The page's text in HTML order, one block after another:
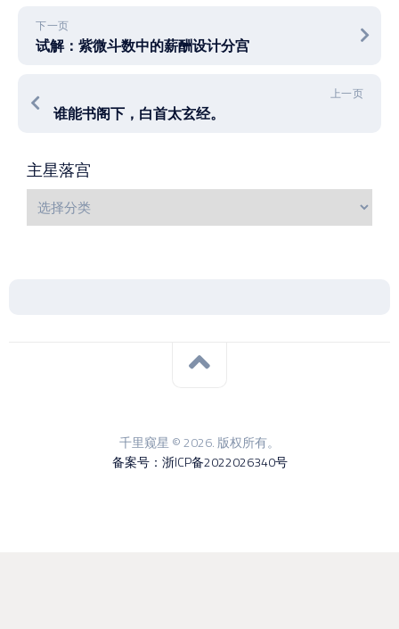
下一页
试解：紫微斗数中的薪酬设计分宫
上一页
谁能书阁下，白首太玄经。
主星落宫
千里窥星 © 2026. 版权所有。
备案号：浙ICP备2022026340号